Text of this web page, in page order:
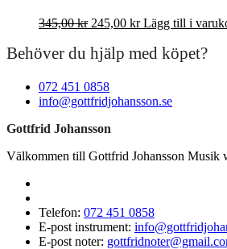
345,00kr Det
priset
var:
345,00 kr.
245,00 krDet
priset
Lägg till i
Behöver du hjälp med köpet?
072 451 0858
info@gottfridjohansson.se
Gottfrid Johansson
Välkommen till Gottfrid Johansson Musik
Telefon: 072 451 0858
E-post instrument:
E-post noter: